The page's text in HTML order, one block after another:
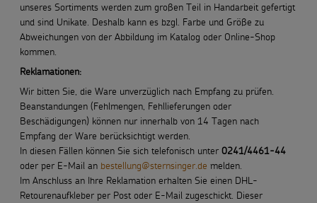
unseres Sortiments werden zum großen Teil in Handarbeit gefertigt
und sind Unikate. Deshalb kann es bzgl. Farbe und Größe zu
Abweichungen von der Abbildung im Katalog oder Online-Shop
kommen.
Reklamationen:
Wir bitten Sie, die Ware unverzüglich nach Empfang zu prüfen.
Beanstandungen (Fehlmengen, Fehllieferungen oder
Beschädigungen) können nur innerhalb von 14 Tagen nach
Empfang der Ware berücksichtigt werden.
In diesen Fällen können Sie sich telefonisch unter 0241/4461-44
oder per E-Mail an bestellung@sternsinger.de melden.
Im Anschluss an Ihre Reklamation erhalten Sie einen DHL-
Retourenaufkleber per Post oder E-Mail zugeschickt. Dieser